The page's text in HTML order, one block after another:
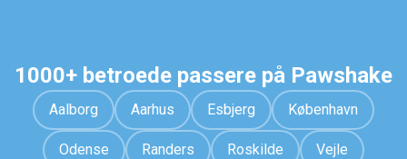
1000+ betroede passere på Pawshake
Aalborg Aarhus Esbjerg København
Odense Randers Roskilde Vejle